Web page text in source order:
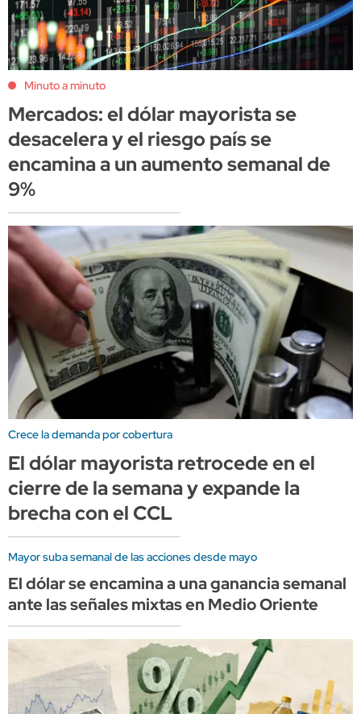
Minuto a minuto
Mercados: el dólar mayorista se
desacelera y el riesgo país se
encamina a un aumento semanal de
9%
Crece la demanda por cobertura
El dólar mayorista retrocede en el
cierre de la semana y expande la
brecha con el CCL
Mayor suba semanal de las acciones desde mayo
El dólar se encamina a una ganancia semanal
ante las señales mixtas en Medio Oriente